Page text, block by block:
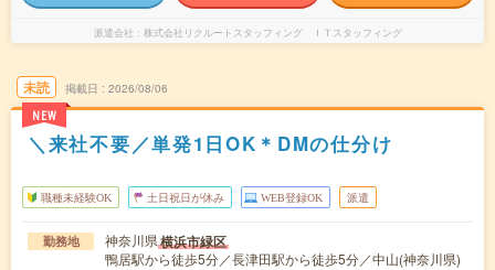
派遣会社 株式会社リクルートスタッフィング ＩＴスタッフィング
未読
NEW
掲載日 2026/08/06
＼来社不要／単発1日OK＊DMの仕分け
職種未経験OK 土日祝日が休み WEB登録OK 派遣
勤務地 神奈川県横浜市緑区
鴨居駅から徒歩5分／長津田駅から徒歩5分／中山(神奈川県)